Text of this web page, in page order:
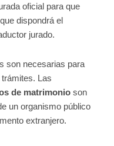
oficial para que
dispondrá el
jurado.
son necesarias para
Las
de matrimonio son
un organismo público
extranjero.